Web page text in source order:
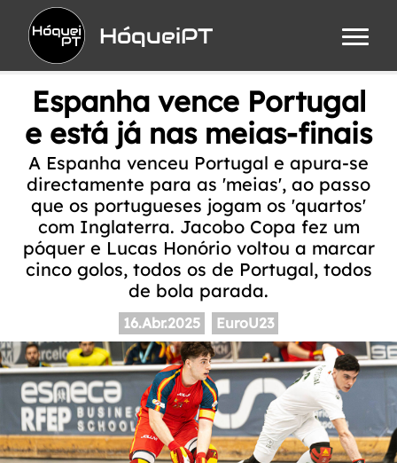
HóqueiPT
Espanha vence Portugal
e está já nas meias-finais
A Espanha venceu Portugal e apura-se
directamente para as 'meias', ao passo
que os portugueses jogam os 'quartos'
com Inglaterra. Jacobo Copa fez um
póquer e Lucas Honório voltou a marcar
cinco golos, todos os de Portugal, todos
de bola parada.
16.Abr.2025 EuroU23